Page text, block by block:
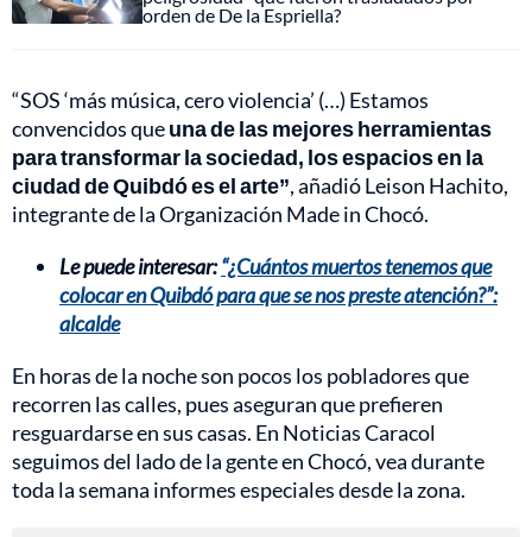
orden de De la Espriella?
“SOS ‘más música, cero violencia’ (…) Estamos
convencidos queuna de las mejores herramientas
para transformar la sociedad, los espacios en la
ciudad de Quibdó es el arte”, añadió Leison Hachito,
integrante de la Organización Made in Chocó.
Le puede interesar:“¿Cuántos muertos tenemos que
colocar en Quibdó para que se nos preste atención?”:
alcalde
En horas de la noche son pocos los pobladores que
recorren las calles, pues aseguran que prefieren
resguardarse en sus casas. En Noticias Caracol
seguimos del lado de la gente en Chocó, vea durante
toda la semana informes especiales desde la zona.